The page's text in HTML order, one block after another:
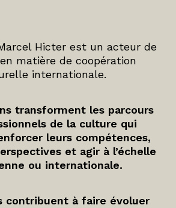
Hicter est un acteur de
matière de coopération
internationale.
transforment les parcours
de la culture qui
leurs compétences,
et agir à l’échelle
ou internationale.
contribuent à faire évoluer